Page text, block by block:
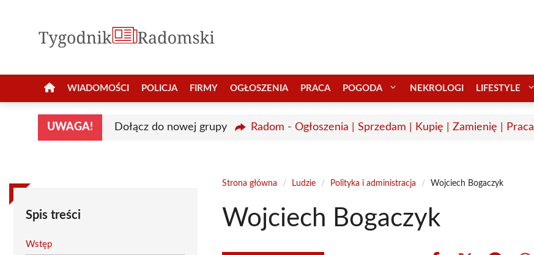
WIADOMOŚCI POLICJA FIRMY OGŁOSZENIA PRACA POGODA NEKROLOGI LIFESTYLE
UWAGA! Dołącz do nowej grupy Radom - Ogłoszenia | Sprzedam | Kupię | Zamienię | Praca
Spis treści
Wstęp
Strona główna / Ludzie / Polityka i administracja / Wojciech Bogaczyk
Wojciech Bogaczyk